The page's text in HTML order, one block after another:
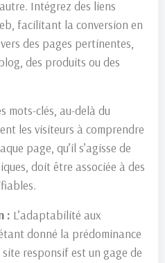
Intégrez des liens
facilitant la conversion en
des pages pertinentes,
des produits ou des
mots-clés, au-delà du
les visiteurs à comprendre
page, qu’il s’agisse de
doit être associée à des
: L’adaptabilité aux
donné la prédominance
responsif est un gage de